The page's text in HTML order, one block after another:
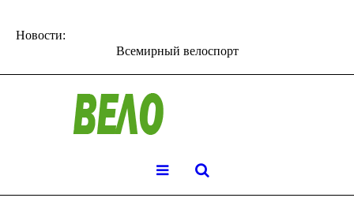
Новости:
Всемирный велоспорт